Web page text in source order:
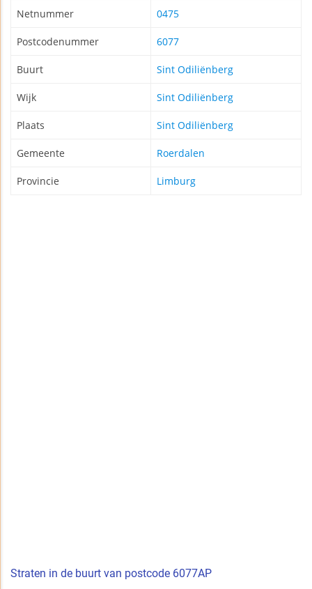
Netnummer 0475
Postcodenummer 6077
Buurt Sint Odiliënberg
Wijk Sint Odiliënberg
Plaats Sint Odiliënberg
Gemeente Roerdalen
Provincie Limburg
Straten in de buurt van postcode 6077AP